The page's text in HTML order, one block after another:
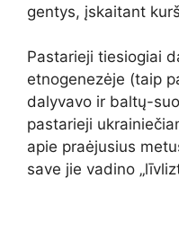
gentys, įskaitant
Pastarieji tiesiogiai
etnogenezėje (taip
dalyvavo ir baltų-
pastarieji
apie praėjusius
save jie vadino